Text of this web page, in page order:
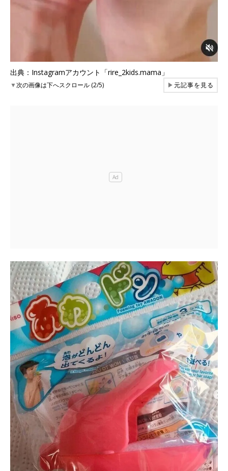
出典：Instagramアカウント「rire_2kids.mama」
▼次の画像は下へスクロール (2/5) ▶元記事を見る